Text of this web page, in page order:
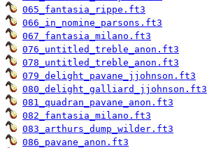
065_fantasia_rippe.ft3
066_in_nomine_parsons.ft3
067_fantasia_milano.ft3
076_untitled_treble_anon.ft3
078_untitled_treble_anon.ft3
079_delight_pavane_jjohnson.ft3
080_delight_galliard_jjohnson.ft3
081_quadran_pavane_anon.ft3
082_fantasia_milano.ft3
083_arthurs_dump_wilder.ft3
086_pavane_anon.ft3